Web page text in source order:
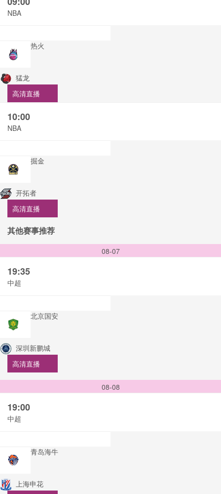
NBA
热火
猛龙
高清直播
10:00
NBA
掘金
开拓者
高清直播
其他赛事推荐
08-07
19:35
中超
北京国安
深圳新鹏城
高清直播
08-08
19:00
中超
青岛海牛
上海申花